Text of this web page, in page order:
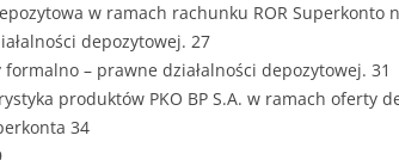
w ramach rachunku ROR Superkonto
depozytowej. 27
formalno – prawne działalności depozytowej. 31
produktów PKO BP S.A. w ramach oferty
34